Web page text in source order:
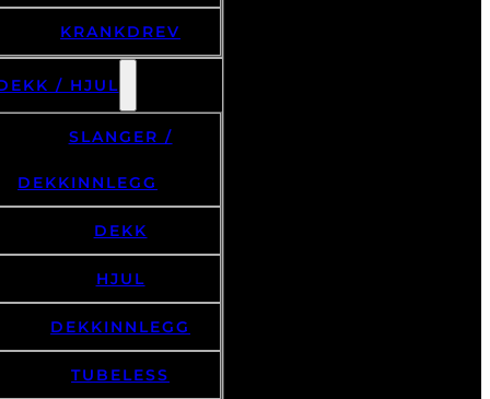
KRANKDREV
/ HJUL
SLANGER /
DEKKINNLEGG
DEKK
HJUL
DEKKINNLEGG
TUBELESS